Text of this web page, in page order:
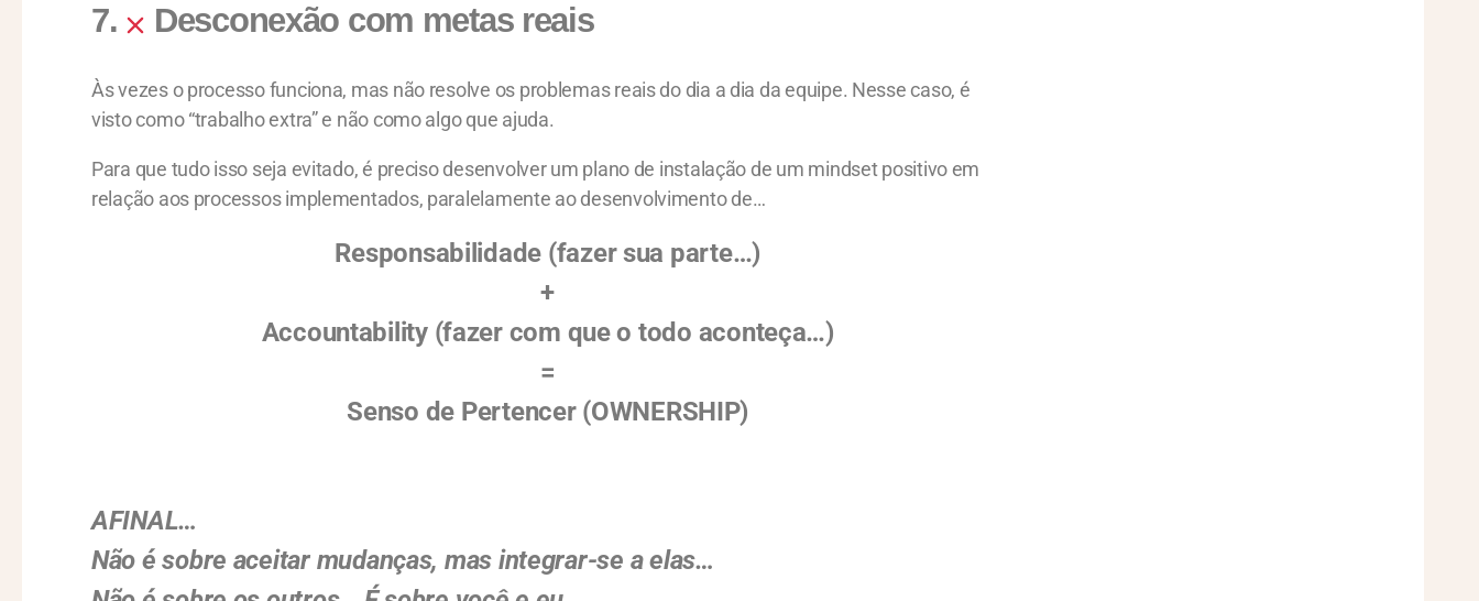
7. Desconexão com metas reais
Às vezes o processo funciona, mas não resolve os problemas reais do dia a dia da equipe. Nesse caso, é
visto como “trabalho extra” e não como algo que ajuda.
Para que tudo isso seja evitado, é preciso desenvolver um plano de instalação de um mindset positivo em
relação aos processos implementados, paralelamente ao desenvolvimento de…
Responsabilidade (fazer sua parte…)
+
Accountability (fazer com que o todo aconteça…)
=
Senso de Pertencer (OWNERSHIP)
AFINAL…
Não é sobre aceitar mudanças, mas integrar-se a elas…